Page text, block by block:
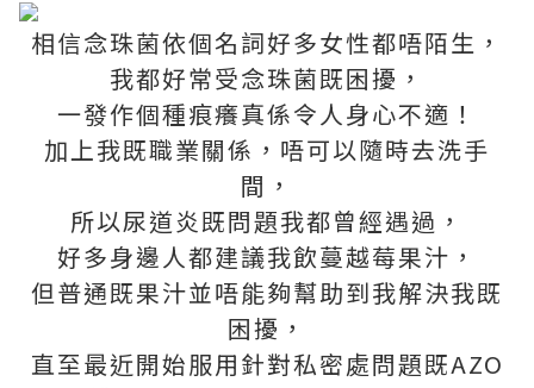
相信念珠菌依個名詞好多女性都唔陌生，
我都好常受念珠菌既困擾，
一發作個種痕癢真係令人身心不適！
加上我既職業關係，唔可以隨時去洗手
間，
所以尿道炎既問題我都曾經遇過，
好多身邊人都建議我飲蔓越莓果汁，
但普通既果汁並唔能夠幫助到我解決我既
困擾，
直至最近開始服用針對私密處問題既AZO